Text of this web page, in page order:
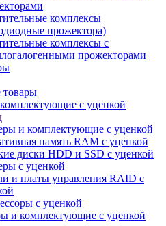
комплексы
прожектора)
комплексы с
прожекторами
с уценкой
и комплектующие с уценкой
память RAM с уценкой
диски HDD и SSD с уценкой
с уценкой
и платы управления RAID с
с уценкой
и комплектующие с уценкой